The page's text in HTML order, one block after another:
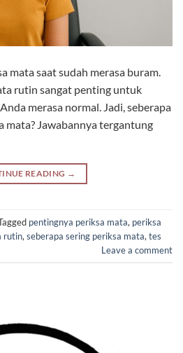
mata saat sudah merasa buram.
rutin sangat penting untuk
merasa normal. Jadi, seberapa
mata? Jawabannya tergantung
READING →
pentingnya periksa mata, periksa
rutin, seberapa sering periksa mata, tes
Leave a comment